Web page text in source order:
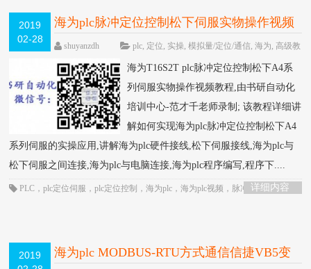
2019
02-28
海为plc脉冲定位控制松下伺服实物操作视频
教程-书研自动化培训中心制作 HOT
shuyanzdh plc, 定位, 实操,模拟量/定位/通信,海为,高级教
海为T16S2T plc脉冲定位控制松下A4系
列伺服实物操作视频教程,由书研自动化
培训中心-范才千老师录制; 该教程详细讲
解如何实现海为plc脉冲定位控制松下A4
系列伺服的实操应用,讲解海为plc硬件接线,松下伺服接线,海为plc与
松下伺服之间连接,海为plc与电脑连接,海为plc程序编写,程序下....
详细内容
PLC ，plc定位伺服 ，plc定位控制 ，海为plc ，海为plc视频 ， 脉冲定位
2019
海为plc MODBUS-RTU方式通信信捷VB5变